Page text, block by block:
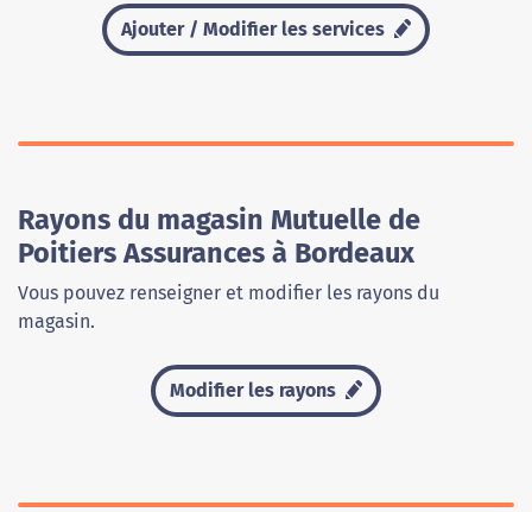
Ajouter / Modifier les services
Rayons du magasin Mutuelle de
Poitiers Assurances à Bordeaux
Vous pouvez renseigner et modifier les rayons du
magasin.
Modifier les rayons